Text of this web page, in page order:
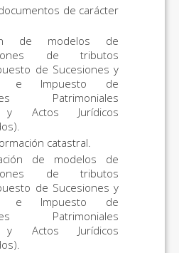
de carácter
de modelos de
de tributos
de Sucesiones y
e Impuesto de
Patrimoniales
y Actos Jurídicos
catastral.
de modelos de
de tributos
de Sucesiones y
e Impuesto de
Patrimoniales
y Actos Jurídicos